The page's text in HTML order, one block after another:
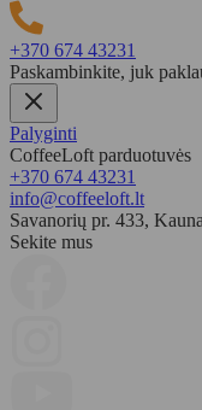
+370 674 43231
Paskambinkite, juk
Palyginti
CoffeeLoft parduotuvės
+370 674 43231
info@coffeeloft.lt
Savanorių pr. 433,
Sekite mus